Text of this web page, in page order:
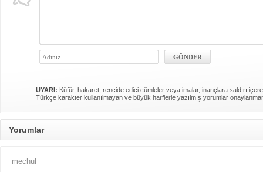
UYARI: Küfür, hakaret, rencide edici cümleler veya imalar, inançlara saldırı
Türkçe karakter kullanılmayan ve büyük harflerle yazılmış yorumlar
Yorumlar
mechul